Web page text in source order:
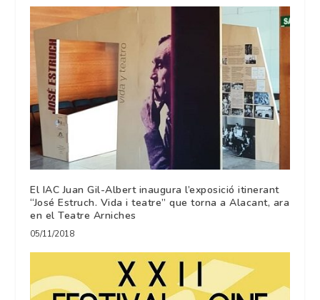
El IAC Juan Gil-Albert inaugura l’exposició itinerant
“José Estruch. Vida i teatre” que torna a Alacant, ara
en el Teatre Arniches
05/11/2018